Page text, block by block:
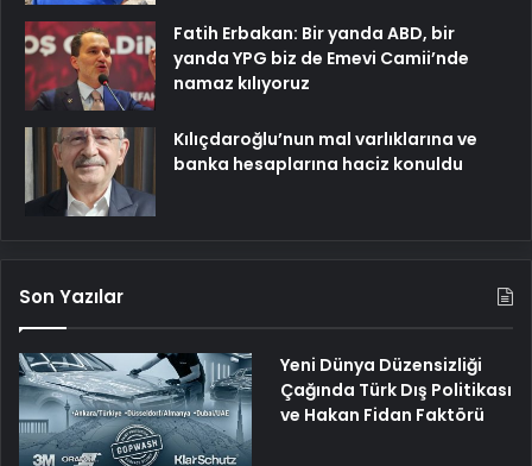
Fatih Erbakan: Bir yanda ABD, bir
yanda YPG biz de Emevi Camii’nde
namaz kılıyoruz
Kılıçdaroğlu’nun mal varlıklarına ve
banka hesaplarına haciz konuldu
Son Yazılar
Yeni Dünya Düzensizliği
Çağında Türk Dış Politikası
ve Hakan Fidan Faktörü